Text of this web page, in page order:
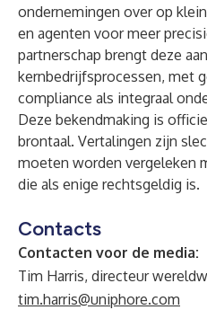
ondernemingen over op
en agenten voor meer
partnerschap brengt deze
kernbedrijfsprocessen, met
compliance als integraal
Deze bekendmaking is
brontaal. Vertalingen zijn
moeten worden vergeleken
die als enige rechtsgeldig is.
Contacts
Contacten voor de media:
Tim Harris, directeur
tim.harris@uniphore.com